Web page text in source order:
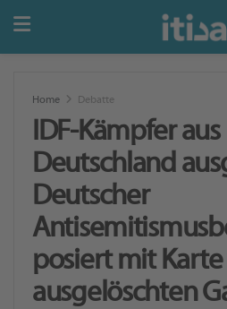
Home Debatte
IDF-Kämpfer aus
Deutschland
Deutscher
posiert mit
ausgelöschten